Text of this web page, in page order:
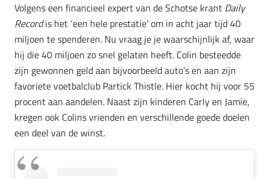
Volgens een financieel expert van de Schotse krant Daily
Recordis het ‘een hele prestatie’ om in acht jaar tijd 40
miljoen te spenderen. Nu vraag je je waarschijnlijk af, waar
hij die 40 miljoen zo snel gelaten heeft. Colin besteedde
zijn gewonnen geld aan bijvoorbeeld auto’s en aan zijn
favoriete voetbalclub Partick Thistle. Hier kocht hij voor 55
procent aan aandelen. Naast zijn kinderen Carly en Jamie,
kregen ook Colins vrienden en verschillende goede doelen
een deel van de winst.